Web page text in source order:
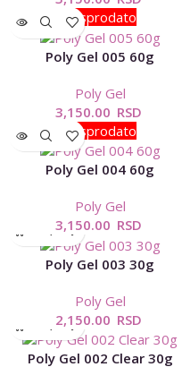
Rasprodato
Poly Gel 005 60g
Poly Gel
3,150.00 RSD
Rasprodato
Poly Gel 004 60g
Poly Gel
3,150.00 RSD
Poly Gel 003 30g
Poly Gel
2,150.00 RSD
Poly Gel 002 Clear 30g